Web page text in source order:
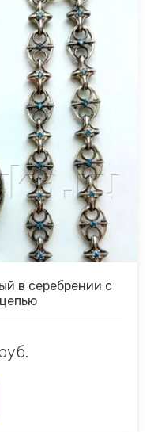
в серебрении с